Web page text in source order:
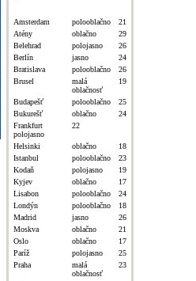
Amsterdam polooblačno
21
Atény
oblačno
29
Belehrad
polojasno
26
Berlín
jasno
24
Bratislava
polooblačno
26
Brusel
malá
oblačnosť
19
Budapešť polooblačno
25
Bukurešť
oblačno
24
Frankfurt
polojasno
22
Helsinki oblačno
18
Istanbul
polooblačno
23
Kodaň
polojasno
19
Kyjev
oblačno
17
Lisabon
polooblačno
24
Londýn
polooblačno
18
Madrid
jasno
26
Moskva
oblačno
21
Oslo
oblačno
17
Paríž
polojasno
25
Praha
malá
oblačnosť
23